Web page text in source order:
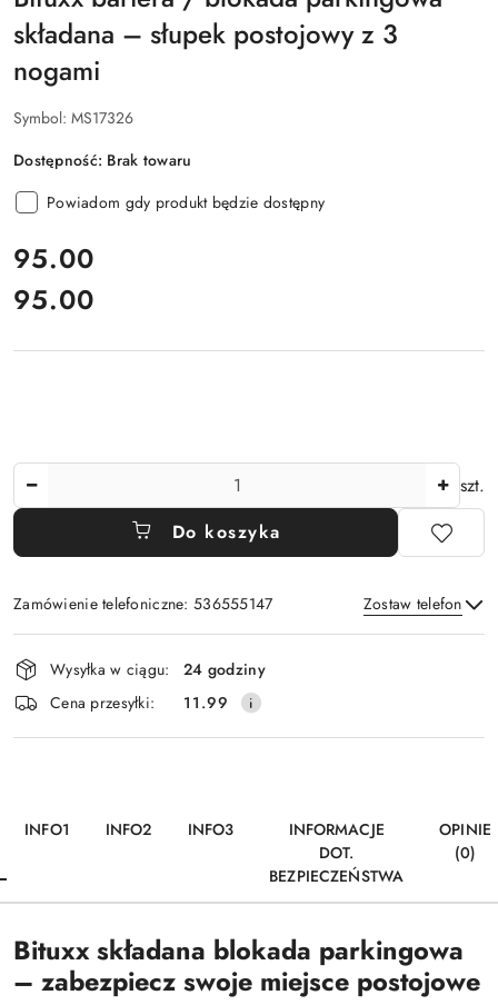
składana – słupek postojowy z 3
nogami
Symbol: MS17326
Dostępność: Brak towaru
Powiadom gdy produkt będzie dostępny
cena:
95.00
Cena:
95.00
szt.
Do koszyka
Zamówienie telefoniczne: 536555147 Zostaw telefon
Wyślij
Dostępność
i
dostawa
Wysyłka w ciągu:
24 godziny
Cena przesyłki:
11.99
INFO1 INFO2 INFO3
INFORMACJE
DOT.
BEZPIECZEŃSTWA
OPINIE
(0)
Bituxx składana blokada parkingowa
– zabezpiecz swoje miejsce postojowe